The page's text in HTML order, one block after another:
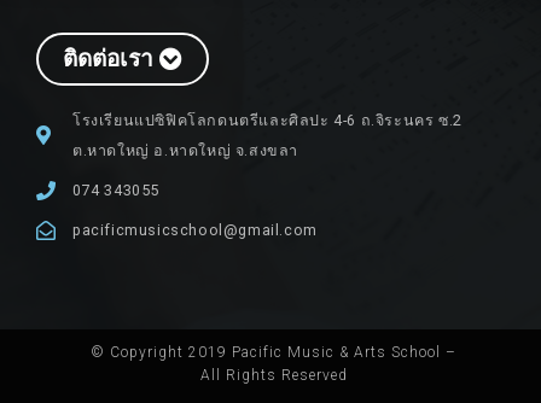
ติดต่อเรา
โรงเรียนแปซิฟิคโลกดนตรีและศิลปะ 4-6 ถ.จิระนคร ซ.2
ต.หาดใหญ่ อ.หาดใหญ่ จ.สงขลา
074 343055
pacificmusicschool@gmail.com
© Copyright 2019 Pacific Music & Arts School –
All Rights Reserved